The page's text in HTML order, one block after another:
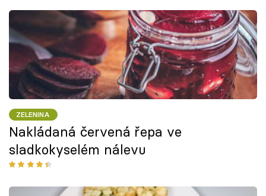
ZELENINA
Nakládaná červená řepa ve
sladkokyselém nálevu